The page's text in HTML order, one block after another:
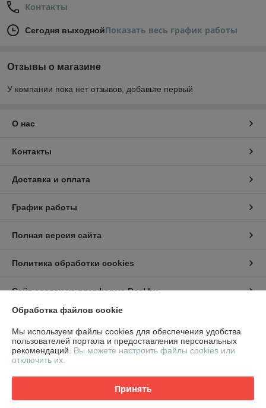
Контакты
Сегодня выходнойПоказать весь график работы
Отзывы о магазине
У компании пока нет отзывов, добавьте первый
О нас
Контакты
Доставка и оплата
График работы
Полная версия сайта
Политика обработки cookies
Сайт создан на платформе Deal.by
Информация для покупателя
Юридическое лицо: ООО "СтилТехГрупп"
220069, г. Минск, ул. Щорса 3-я, дом 9,офис 305
Обработка файлов cookie
Мы используем файлы cookies для обеспечения удобства
пользователей портала и предоставления персональных
рекомендаций. Вы можете настроить файлы cookies или
отключить их.
Принять